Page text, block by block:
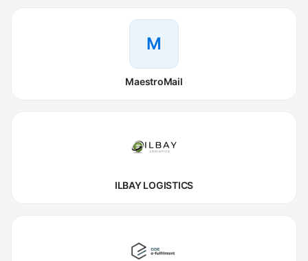
M
MaestroMail
ILBAY LOGISTICS